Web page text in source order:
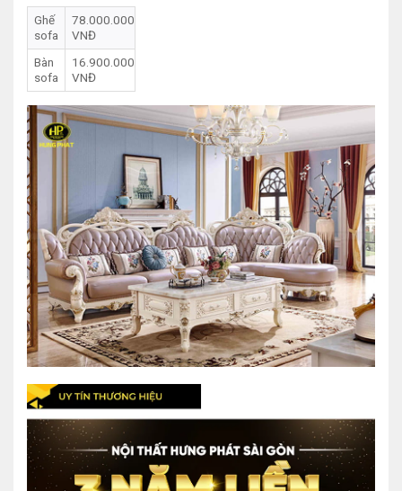
Ghế
sofa
78.000.000
VNĐ
Bàn
sofa
16.900.000
VNĐ